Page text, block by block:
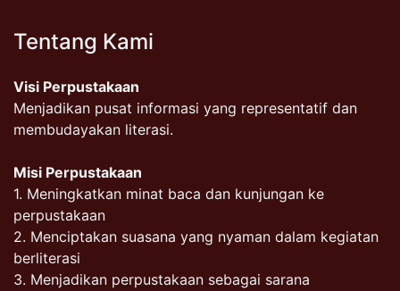
Tentang Kami
Visi Perpustakaan
Menjadikan pusat informasi yang representatif dan
membudayakan literasi.
Misi Perpustakaan
1. Meningkatkan minat baca dan kunjungan ke
perpustakaan
2. Menciptakan suasana yang nyaman dalam kegiatan
berliterasi
3. Menjadikan perpustakaan sebagai sarana